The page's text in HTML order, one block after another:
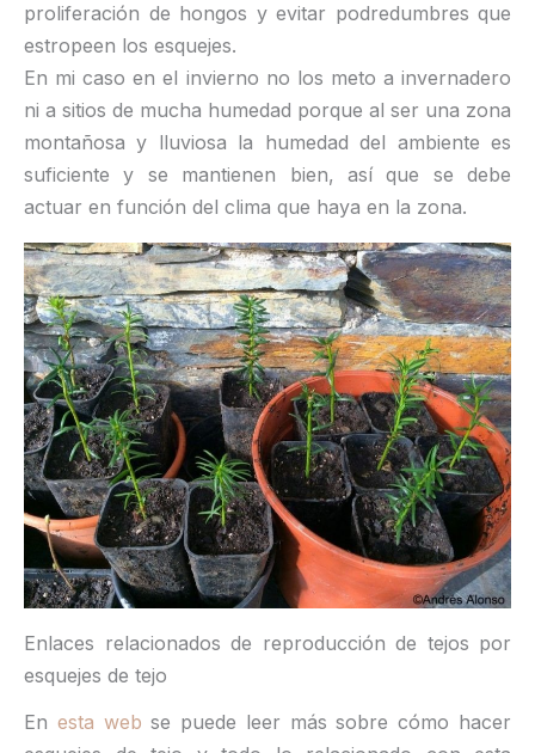
proliferación de hongos y evitar podredumbres que
estropeen los esquejes.
En mi caso en el invierno no los meto a invernadero
ni a sitios de mucha humedad porque al ser una zona
montañosa y lluviosa la humedad del ambiente es
suficiente y se mantienen bien, así que se debe
actuar en función del clima que haya en la zona.
Enlaces relacionados de reproducción de tejos por
esquejes de tejo
En esta web se puede leer más sobre cómo hacer